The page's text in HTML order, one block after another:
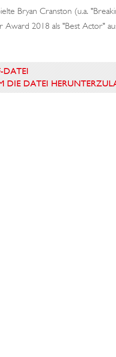
Bryan Cranston (u.a.
2018 als "Best Actor"
DATEI
DIE DATEI